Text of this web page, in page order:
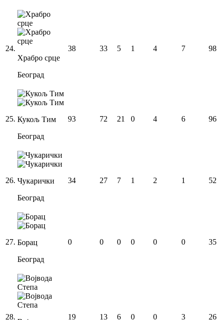
24.
Храбро срце
Београд
38 33 5 1 4 7 98
25. Кукољ Тим
Београд
93 72 21 0 4 6 96
26. Чукарички
Београд
34 27 7 1 2 1 52
27. Борац
Београд
0 0 0 0 0 0 35
28. 19 13 6 0 0 3 26